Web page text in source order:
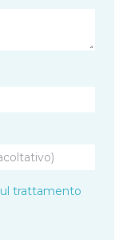
trattamento